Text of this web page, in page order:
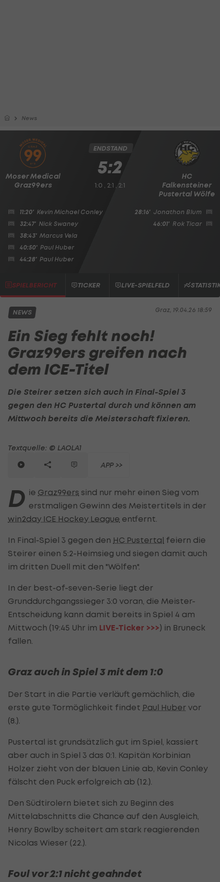
News
Moser Medical
Graz99ers
HC
Falkensteiner
Pustertal Wölfe
ENDSTAND
5:2
1:0 , 2:1 , 2:1
11:20' Kevin Michael Conley
32:47' Nick Swaney
38:43' Marcus Vela
40:50' Paul Huber
44:28' Paul Huber
28:16' Jonathon Blum
46:01' Rok Ticar
SPIELBERICHT TICKER LIVE-SPIELFELD
Graz, 19.04.26 18:59
NEWS
Ein Sieg fehlt noch!
Graz99ers greifen nach
dem ICE-Titel
Die Steirer setzen sich auch in Final-Spiel 3
gegen den HC Pustertal durch und können am
Mittwoch bereits die Meisterschaft fixieren.
Textquelle: © LAOLA1
APP >>
D ie Graz99ers sind nur mehr einen Sieg vom
erstmaligen Gewinn des Meistertitels in der
win2day ICE Hockey League entfernt.
In Final-Spiel 3 gegen den HC Pustertal feiern die
Steirer einen 5:2-Heimsieg und siegen damit auch
im dritten Duell mit den "Wölfen".
In der best-of-seven-Serie liegt der
Grunddurchgangssieger 3:0 voran, die Meister-
Entscheidung kann damit bereits in Spiel 4 am
Mittwoch (19:45 Uhr im LIVE-Ticker >>>) in Bruneck
fallen.
Graz auch in Spiel 3 mit dem 1:0
Der Start in die Partie verläuft gemächlich, die
erste gute Tormöglichkeit findet Paul Huber vor
(8.).
Pustertal ist grundsätzlich gut im Spiel, kassiert
aber auch in Spiel 3 das 0:1. Kapitän Korbinian
Holzer zieht von der blauen Linie ab, Kevin Conley
fälscht den Puck erfolgreich ab (12.).
Den Südtirolern bietet sich zu Beginn des
Mittelabschnitts die Chance auf den Ausgleich,
Henry Bowlby scheitert am stark reagierenden
Nicolas Wieser (22.).
Foul vor 2:1 nicht geahndet